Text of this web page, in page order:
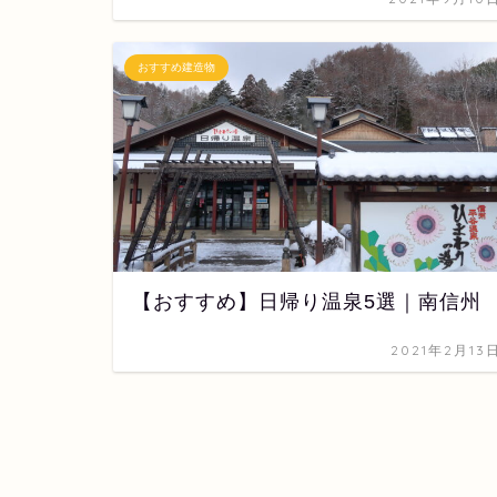
おすすめ建造物
【おすすめ】日帰り温泉5選｜南信州
2021年2月13